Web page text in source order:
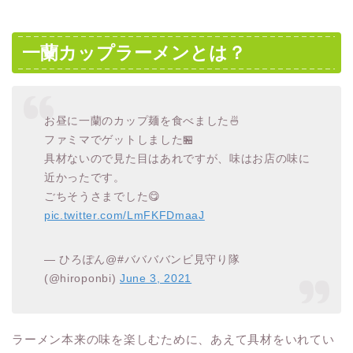
一蘭カップラーメンとは？
お昼に一蘭のカップ麺を食べました🍜
ファミマでゲットしました🏪
具材ないので見た目はあれですが、味はお店の味に
近かったです。
ごちそうさまでした😋
pic.twitter.com/LmFKFDmaaJ
— ひろぽん@#ババババンビ見守り隊
(@hiroponbi) June 3, 2021
ラーメン本来の味を楽しむために、あえて具材をいれてい